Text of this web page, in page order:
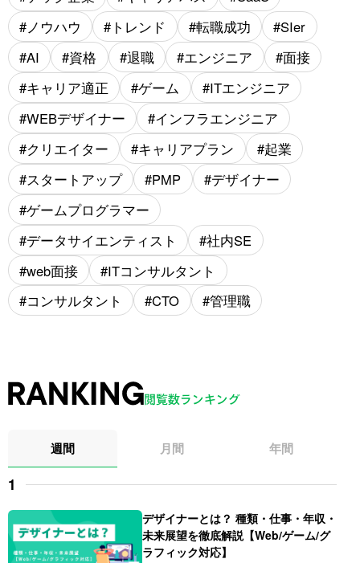
ノウハウ
トレンド 転職成功
SIer
AI
資格 退職 エンジニア
面接
キャリア適正
ゲーム
ITエンジニア
WEBデザイナー
インフラエンジニア
クリエイター
キャリアプラン
起業
スタートアップ
PMP
デザイナー
ゲームプログラマー
データサイエンティスト
社内SE
web面接
ITコンサルタント
コンサルタント
CTO 管理職
週間 月間 年間
デザイナーとは？ 種類・仕事・年収・
未来展望を徹底解説【Web/ゲーム/グ
ラフィック対応】